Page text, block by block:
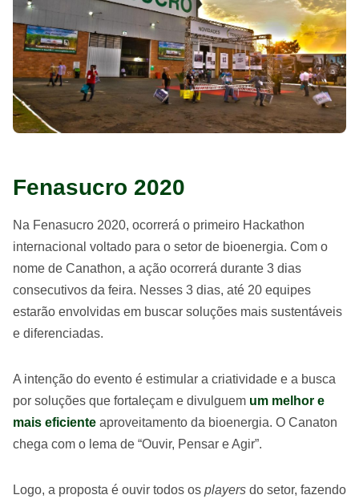
Fenasucro 2020
Na Fenasucro 2020, ocorrerá o primeiro Hackathon
internacional voltado para o setor de bioenergia. Com o
nome de Canathon, a ação ocorrerá durante 3 dias
consecutivos da feira. Nesses 3 dias, até 20 equipes
estarão envolvidas em buscar soluções mais sustentáveis
e diferenciadas.
A intenção do evento é estimular a criatividade e a busca
por soluções que fortaleçam e divulguem um melhor e
mais eficiente aproveitamento da bioenergia. O Canaton
chega com o lema de “Ouvir, Pensar e Agir”.
Logo, a proposta é ouvir todos os players do setor, fazendo